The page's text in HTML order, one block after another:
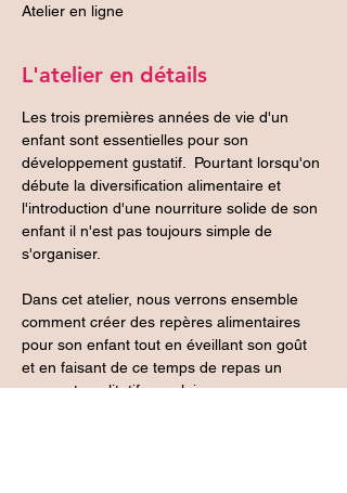
Atelier en ligne
L'atelier en détails
Les trois premières années de vie d'un
enfant sont essentielles pour son
développement gustatif.  Pourtant lorsqu'on
débute la diversification alimentaire et
l'introduction d'une nourriture solide de son
enfant il n'est pas toujours simple de
s'organiser.
Dans cet atelier, nous verrons ensemble
comment créer des repères alimentaires
pour son enfant tout en éveillant son goût
et en faisant de ce temps de repas un
moment qualitatif avec lui.